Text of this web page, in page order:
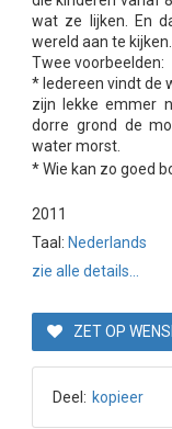
wat ze lijken. En
wereld aan te kijken.
Twee voorbeelden:
* Iedereen vindt de
zijn lekke emmer
dorre grond de
water morst.
* Wie kan zo goed
2011
Taal: Nederlands
zie alle details...
ZET OP
Deel: kopieer